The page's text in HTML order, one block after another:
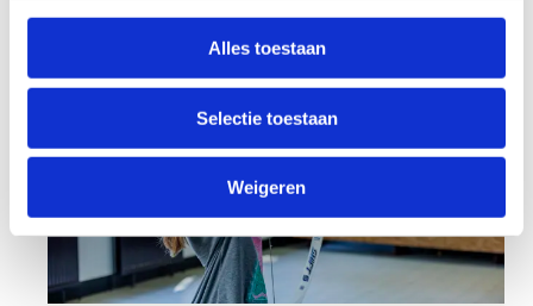
Alles toestaan
Selectie toestaan
Weigeren